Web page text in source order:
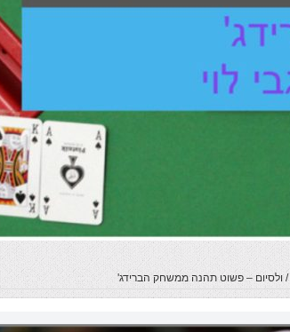
/ולסיום – פשוט תהנה ממשחק הברידג'